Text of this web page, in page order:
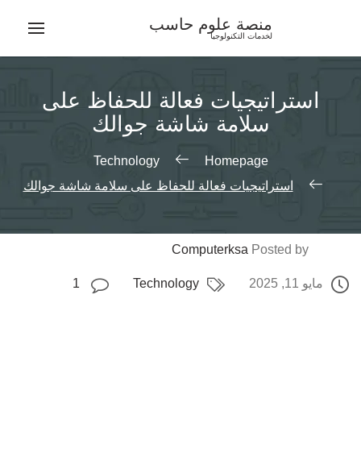
منصة علوم حاسب
لخدمات التكنولوجيا
استراتيجيات فعالة للحفاظ على
سلامة شاشة جوالك
Homepage
Technology
استراتيجيات فعالة للحفاظ على سلامة شاشة جوالك
Posted by
Computerksa
مايو 11, 2025 Technology